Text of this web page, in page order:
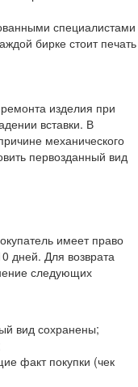
специалистами
бирке стоит печать
изделия при
вставки. В
механического
первозданный вид
имеет право
дней. Для возврата
следующих
вид сохранены;
факт покупки (чек